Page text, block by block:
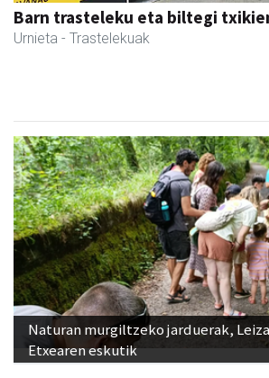
Barn trasteleku eta biltegi
Urnieta - Trastelekuak
Naturan murgiltzeko jarduerak,
Etxearen eskutik